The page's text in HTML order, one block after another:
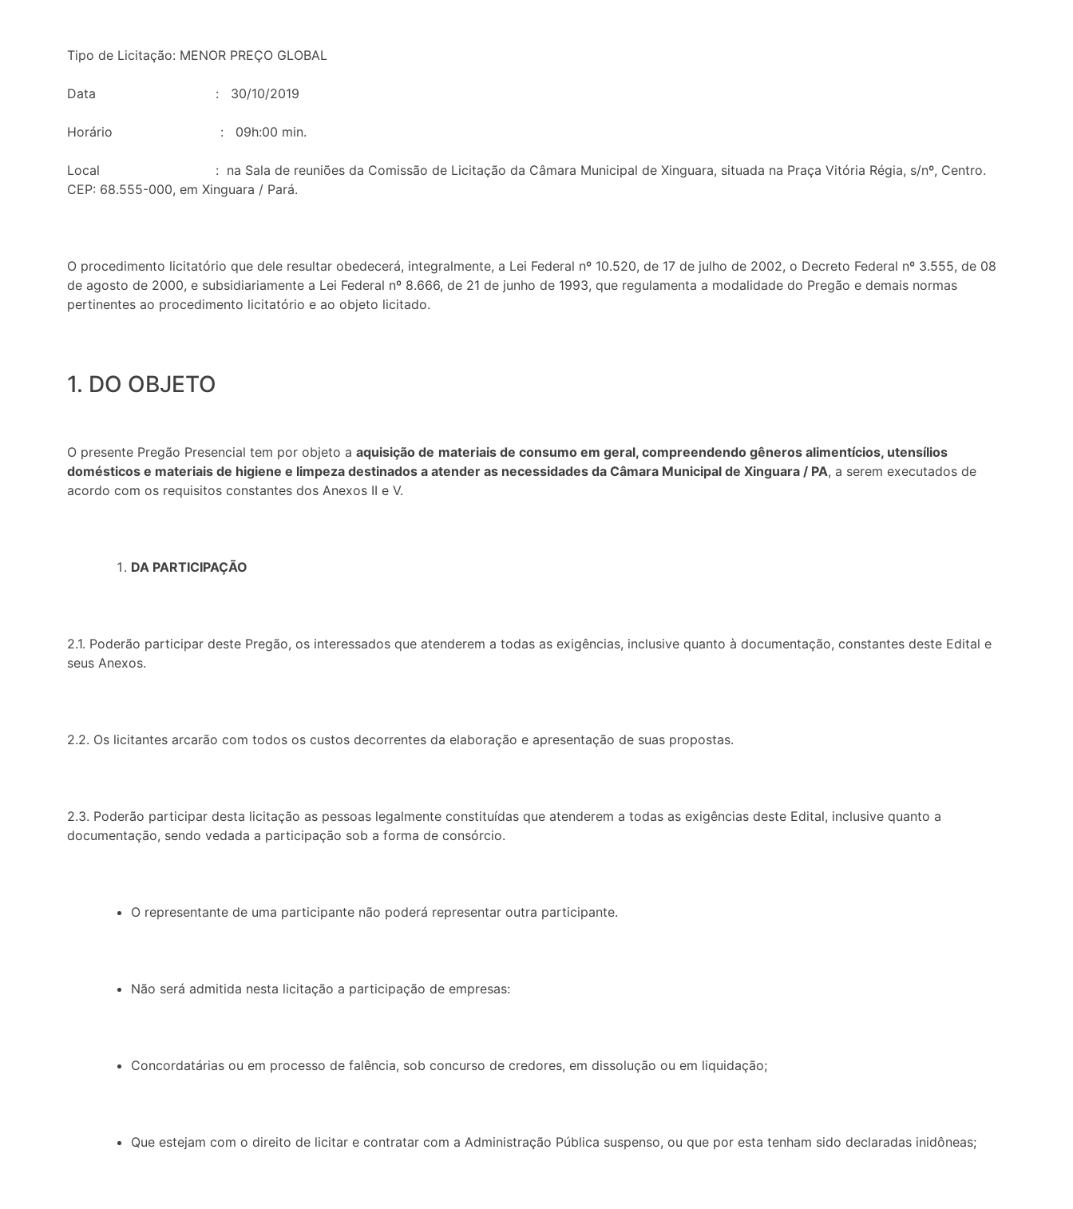
Tipo de Licitação: MENOR PREÇO GLOBAL
Data : 30/10/2019
Horário : 09h:00 min.
Local : na Sala de reuniões da Comissão de Licitação da Câmara Municipal de Xinguara, situada na Praça Vitória Régia, s/nº, Centro.
CEP: 68.555-000, em Xinguara / Pará.
O procedimento licitatório que dele resultar obedecerá, integralmente, a Lei Federal nº 10.520, de 17 de julho de 2002, o Decreto Federal nº 3.555, de 08
de agosto de 2000, e subsidiariamente a Lei Federal nº 8.666, de 21 de junho de 1993, que regulamenta a modalidade do Pregão e demais normas
pertinentes ao procedimento licitatório e ao objeto licitado.
1. DO OBJETO
O presente Pregão Presencial tem por objeto a aquisição de materiais de consumo em geral, compreendendo gêneros alimentícios, utensílios
domésticos e materiais de higiene e limpeza destinados a atender as necessidades da Câmara Municipal de Xinguara / PA, a serem executados de
acordo com os requisitos constantes dos Anexos II e V.
DA PARTICIPAÇÃO
2.1. Poderão participar deste Pregão, os interessados que atenderem a todas as exigências, inclusive quanto à documentação, constantes deste Edital e
seus Anexos.
2.2. Os licitantes arcarão com todos os custos decorrentes da elaboração e apresentação de suas propostas.
2.3. Poderão participar desta licitação as pessoas legalmente constituídas que atenderem a todas as exigências deste Edital, inclusive quanto a
documentação, sendo vedada a participação sob a forma de consórcio.
O representante de uma participante não poderá representar outra participante.
Não será admitida nesta licitação a participação de empresas:
Concordatárias ou em processo de falência, sob concurso de credores, em dissolução ou em liquidação;
Que estejam com o direito de licitar e contratar com a Administração Pública suspenso, ou que por esta tenham sido declaradas inidôneas;